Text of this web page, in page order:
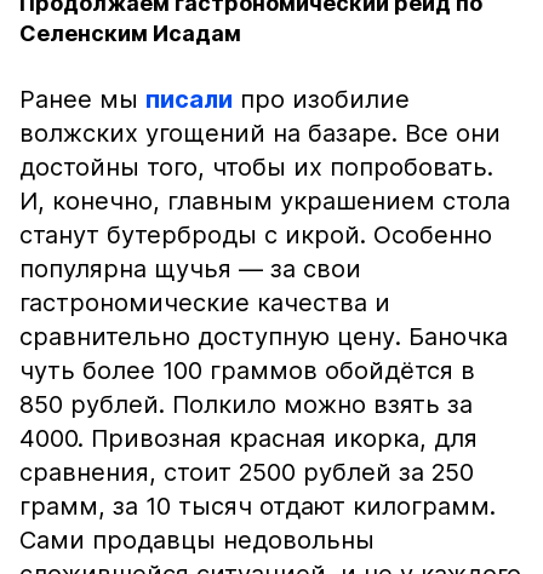
Селенским Исадам
Ранее мы писали про изобилие
волжских угощений на базаре. Все они
достойны того, чтобы их попробовать.
И, конечно, главным украшением стола
станут бутерброды с икрой. Особенно
популярна щучья — за свои
гастрономические качества и
сравнительно доступную цену. Баночка
чуть более 100 граммов обойдётся в
850 рублей. Полкило можно взять за
4000. Привозная красная икорка, для
сравнения, стоит 2500 рублей за 250
грамм, за 10 тысяч отдают килограмм.
Сами продавцы недовольны